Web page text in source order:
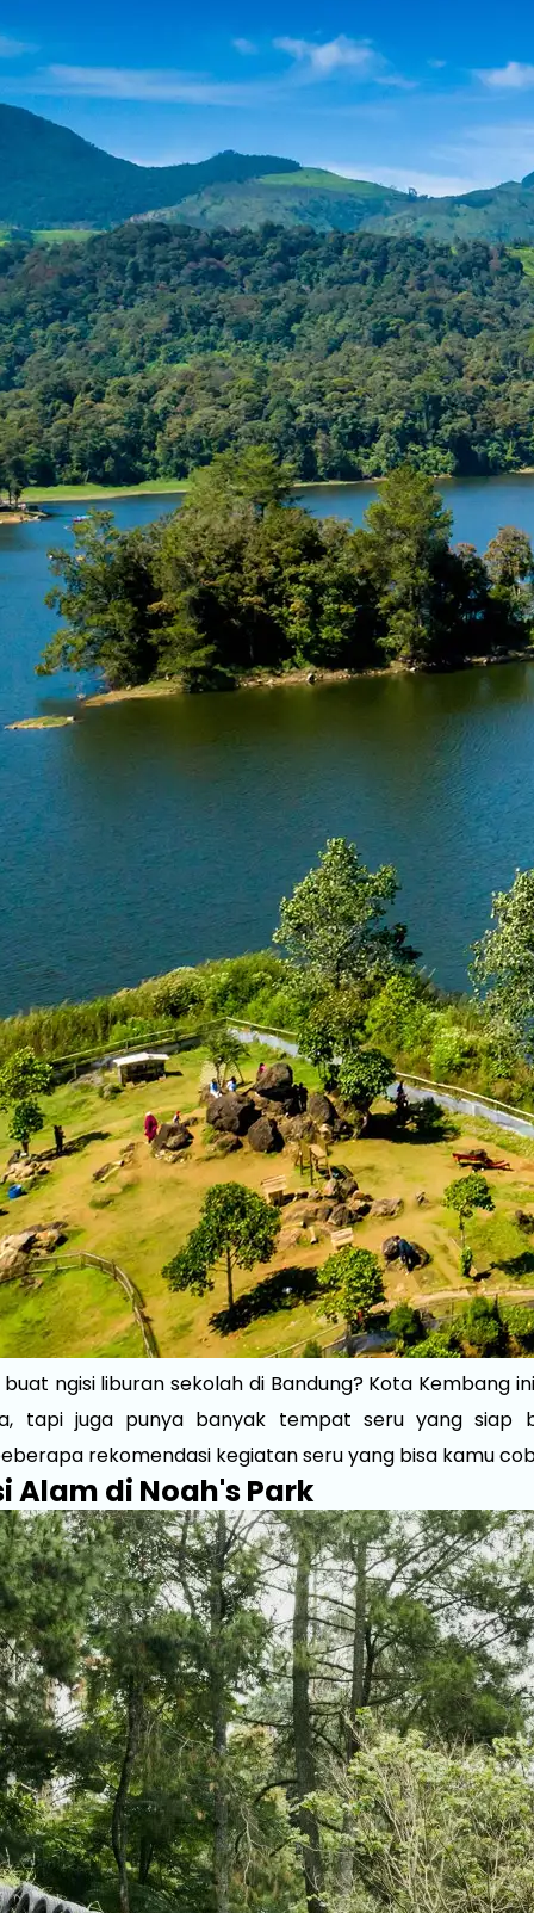
buat ngisi liburan sekolah di Bandung? Kota Kembang
tapi juga punya banyak tempat seru yang siap
rekomendasi kegiatan seru yang bisa kamu
Alam di Noah's Park